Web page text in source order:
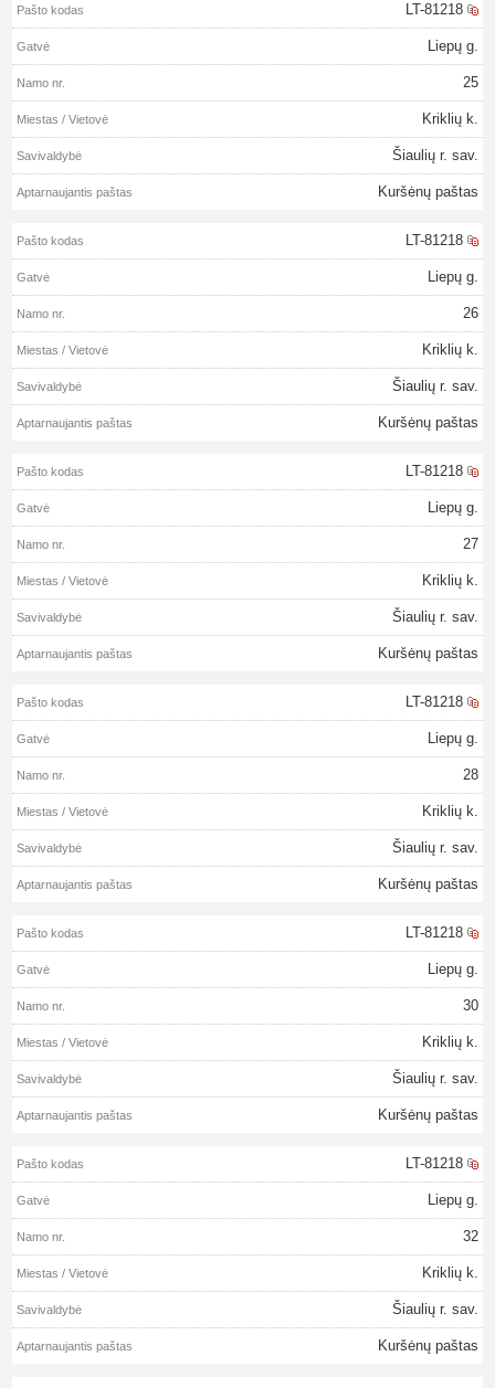
LT-81218
Liepų g.
25
Kriklių k.
Šiaulių r. sav.
Kuršėnų paštas
LT-81218
Liepų g.
26
Kriklių k.
Šiaulių r. sav.
Kuršėnų paštas
LT-81218
Liepų g.
27
Kriklių k.
Šiaulių r. sav.
Kuršėnų paštas
LT-81218
Liepų g.
28
Kriklių k.
Šiaulių r. sav.
Kuršėnų paštas
LT-81218
Liepų g.
30
Kriklių k.
Šiaulių r. sav.
Kuršėnų paštas
LT-81218
Liepų g.
32
Kriklių k.
Šiaulių r. sav.
Kuršėnų paštas